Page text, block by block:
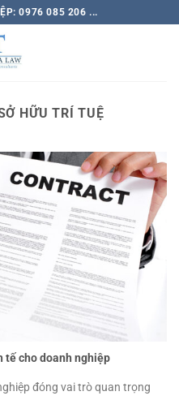
0976 085 206 ...
HỮU TRÍ TUỆ
tế cho doanh nghiệp
đóng vai trò quan trọng